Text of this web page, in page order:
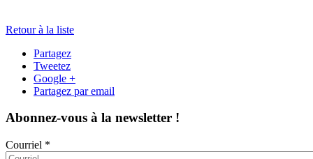
Retour à la liste
Partagez
Tweetez
Google +
Partagez par email
Abonnez-vous à la newsletter !
Courriel *